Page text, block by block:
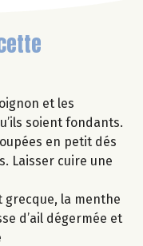
et les
soient fondants.
en petit dés
Laisser cuire une
grecque, la menthe
d’ail dégermée et